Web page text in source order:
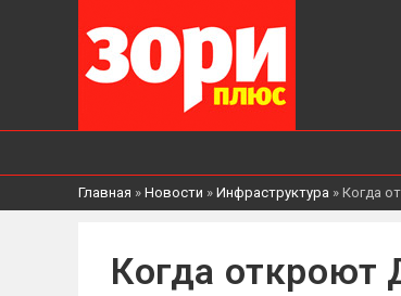
Главная » Новости » Инфраструктура » Когда
Когда откроют